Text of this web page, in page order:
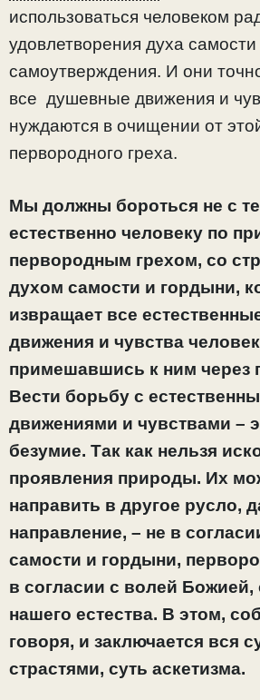
использоваться человеком
удовлетворения духа
самоутверждения. И они
все душевные движения и
нуждаются в очищении от
первородного греха.
Мы должны бороться не с
естественно человеку по
первородным грехом, со
духом самости и гордыни,
извращает все
движения и чувства
примешавшись к ним через
Вести борьбу с
движениями и чувствами –
безумие. Так как нельзя
проявления природы. Их
направить в другое русло,
направление, – не в
самости и гордыни,
в согласии с волей Божией,
нашего естества. В этом,
говоря, и заключается вся
страстями, суть аскетизма.